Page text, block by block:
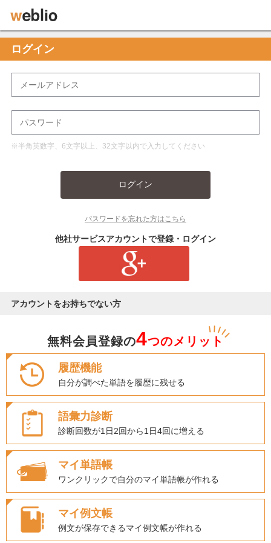
ログイン
※半角英数字、6文字以上、32文字以内で入力してください
ログイン
パスワードを忘れた方はこちら
他社サービスアカウントで登録・ログイン
アカウントをお持ちでない方
無料会員登録の4つのメリット
履歴機能
自分が調べた単語を履歴に残せる
語彙力診断
診断回数が1日2回から1日4回に増える
マイ単語帳
ワンクリックで自分のマイ単語帳が作れる
マイ例文帳
例文が保存できるマイ例文帳が作れる